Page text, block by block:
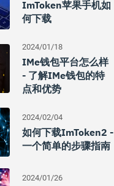
ImToken苹果手机如
何下载
2024/01/18
IMe钱包平台怎么样
- 了解iMe钱包的特
点和优势
2024/02/04
如何下载imToken2 -
一个简单的步骤指南
2024/01/26